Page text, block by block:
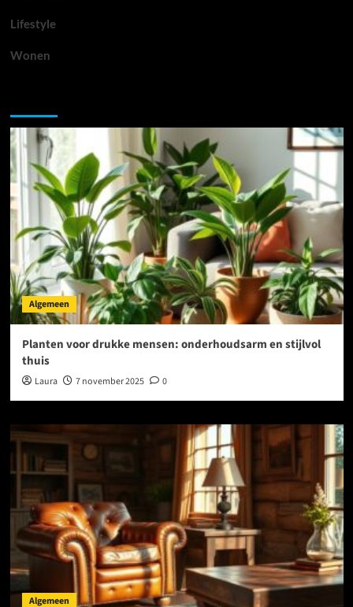
Lifestyle
Wonen
Algemeen
Planten voor drukke mensen: onderhoudsarm en stijlvol
thuis
Laura 7 november 2025 0
Algemeen